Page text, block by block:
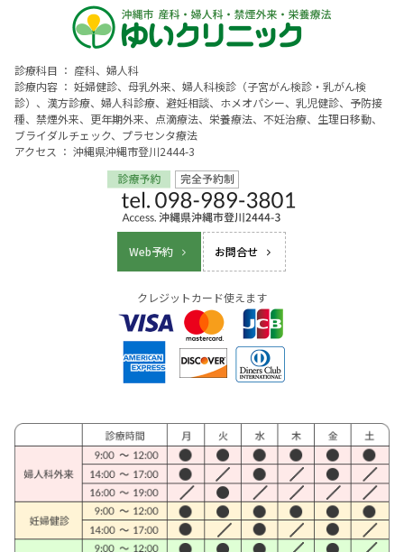
診療科目 ： 産科、婦人科
診療内容 ： 妊婦健診、母乳外来、婦人科検診（子宮がん検診・乳がん検
診）、漢方診療、婦人科診療、避妊相談、ホメオパシー、乳児健診、予防接
種、禁煙外来、更年期外来、点滴療法、栄養療法、不妊治療、生理日移動、
ブライダルチェック、プラセンタ療法
アクセス ： 沖縄県沖縄市登川2444-3
Web予約 お問合せ
クレジットカード使えます